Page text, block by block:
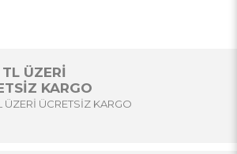
ÜZERİ
KARGO
ÜZERİ ÜCRETSİZ KARGO